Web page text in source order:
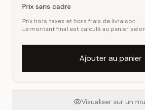
Prix sans cadre
Prix hors taxes et hors frais de livraison.
Le montant final est calculé au panier
Ajouter au panier
Visualiser sur un